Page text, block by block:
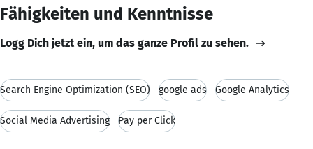
Fähigkeiten und Kenntnisse
Logg Dich jetzt ein, um das ganze Profil zu sehen.
Search Engine Optimization (SEO) google ads Google Analytics
Social Media Advertising Pay per Click